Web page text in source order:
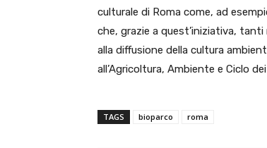
culturale di Roma come, ad
che, grazie a quest’iniziativa,
alla diffusione della cultura
all’Agricoltura, Ambiente e Ciclo
TAGS bioparco roma